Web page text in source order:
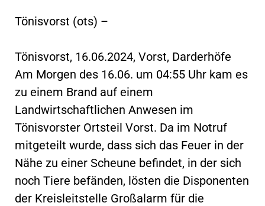
Tönisvorst (ots) –
Tönisvorst, 16.06.2024, Vorst, Darderhöfe
Am Morgen des 16.06. um 04:55 Uhr kam es
zu einem Brand auf einem
Landwirtschaftlichen Anwesen im
Tönisvorster Ortsteil Vorst. Da im Notruf
mitgeteilt wurde, dass sich das Feuer in der
Nähe zu einer Scheune befindet, in der sich
noch Tiere befänden, lösten die Disponenten
der Kreisleitstelle Großalarm für die